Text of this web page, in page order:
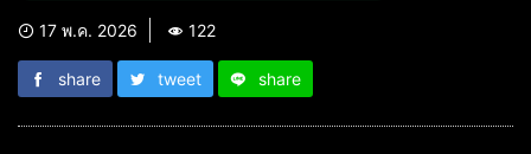
17 พ.ค. 2026 122
share tweet share